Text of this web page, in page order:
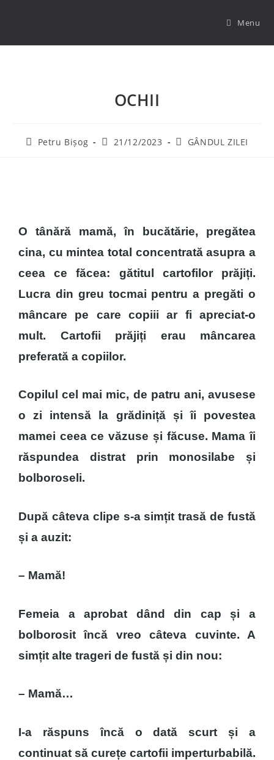
Menu
OCHII
Petru Bișog 21/12/2023 GÂNDUL ZILEI
O tânără mamă, în bucătărie, pregătea
cina, cu mintea total concentrată asupra a
ceea ce făcea: gătitul cartofilor prăjiți.
Lucra din greu tocmai pentru a pregăti o
mâncare pe care copiii ar fi apreciat-o
mult. Cartofii prăjiți erau mâncarea
preferată a copiilor.
Copilul cel mai mic, de patru ani, avusese
o zi intensă la grădiniță și îi povestea
mamei ceea ce văzuse și făcuse. Mama îi
răspundea distrat prin monosilabe și
bolboroseli.
După câteva clipe s-a simțit trasă de fustă
și a auzit:
– Mamă!
Femeia a aprobat dând din cap și a
bolborosit încă vreo câteva cuvinte. A
simțit alte trageri de fustă și din nou:
– Mamă…
I-a răspuns încă o dată scurt și a
continuat să curețe cartofii imperturbabilă.